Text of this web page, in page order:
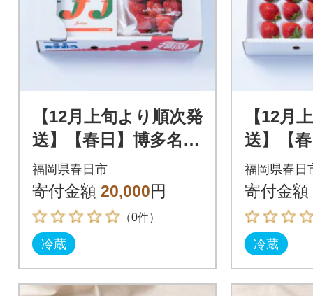
【12月上旬より順次発
送】【春日】博多名物
「あまおう」&ふくや
「味の明太子」(大)
福岡県春日市
寄付金額 20,000円
（0件）
冷蔵
【12月
送】【
「あま
「味の
ト箱)
福岡県春日
寄付金額
冷蔵